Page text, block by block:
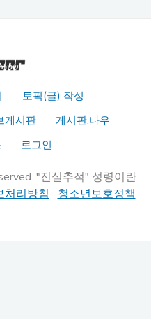
토픽(글) 작성
게시판
게시판.나우
로그인
"진실추적" 성령이란
처리방침 청소년보호정책